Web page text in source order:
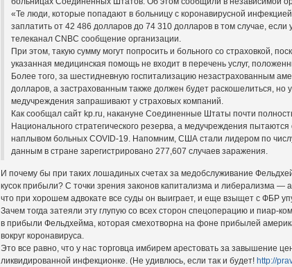
«Те люди, которые попадают в больницу с коронавирусной
заплатить от 42 486 долларов до 74 310 долларов в том случае, если
телеканал CNBC сообщение организации.
При этом, такую сумму могут попросить и больного со страховкой,
указанная медицинская помощь не входит в перечень услуг,
Более того, за шестидневную госпитализацию незастрахованным
долларов, а застрахованным также должен будет раскошелиться, но
медучреждения запрашивают у страховых компаний.
Как сообщал сайт kp.ru, накануне Соединенные Штаты почти
Национального стратегического резерва, а медучреждения пытаются
наплывом больных COVID-19. Напомним, США стали лидером по
данным в стране зарегистрировано 277,607 случаев заражения.
И почему бы при таких лошадиных счетах за медобслуживание
кусок прибыли? С точки зрения законов капитализма и либерализма —
что при хорошем адвокате все суды он выиграет, и еще взыщет с ФБР
Зачем тогда затеяли эту глупую со всех сторон спецоперацию и пиар-
в прибыли Фельдхейма, которая смехотворна на фоне прибылей
вокруг коронавируса.
Это все равно, что у нас торговца имбирем арестовать за завышение
ликвидированной инфекционке. (Не удивлюсь, если так и будет! http://